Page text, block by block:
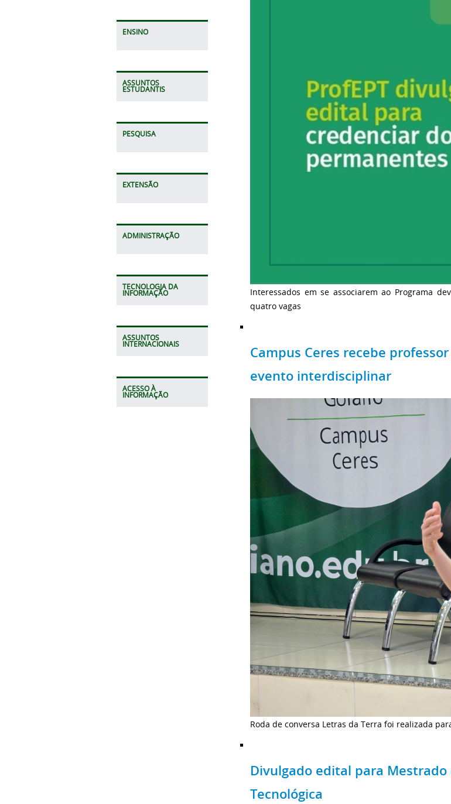
ENSINO
ASSUNTOS
ESTUDANTIS
PESQUISA
EXTENSÃO
ADMINISTRAÇÃO
TECNOLOGIA DA
INFORMAÇÃO
ASSUNTOS
INTERNACIONAIS
ACESSO À
INFORMAÇÃO
Interessados em se associarem ao Programa
quatro vagas
Campus Ceres recebe
evento interdisciplinar
Roda de conversa Letras da Terra foi realizada
Divulgado edital para Mestrado
Tecnológica